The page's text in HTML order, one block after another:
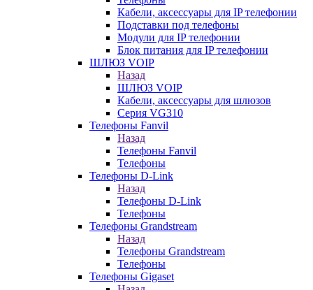
Кабели, аксессуары для IP телефонии
Подставки под телефоны
Модули для IP телефонии
Блок питания для IP телефонии
ШЛЮЗ VOIP
Назад
ШЛЮЗ VOIP
Кабели, аксессуары для шлюзов
Серия VG310
Телефоны Fanvil
Назад
Телефоны Fanvil
Телефоны
Телефоны D-Link
Назад
Телефоны D-Link
Телефоны
Телефоны Grandstream
Назад
Телефоны Grandstream
Телефоны
Телефоны Gigaset